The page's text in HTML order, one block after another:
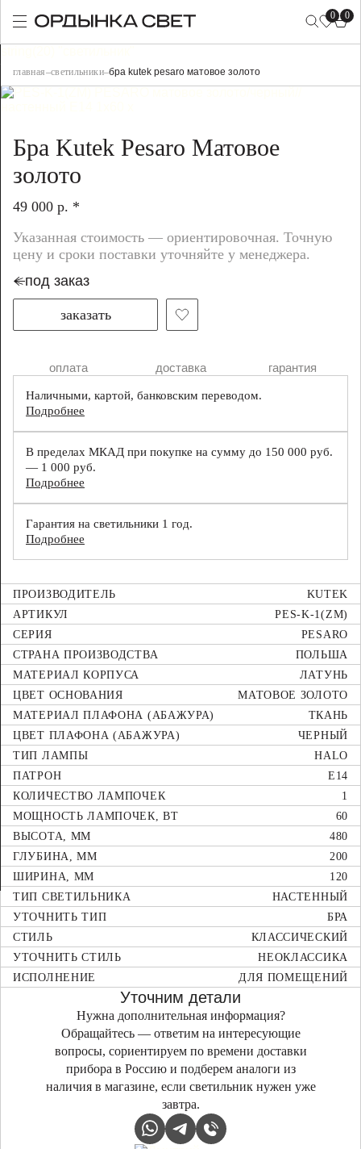
0 0
главная–светильники–бра kutek pesaro матовое золото
Бра Kutek Pesaro Матовое
золото
49 000 р. *
Указанная стоимость — ориентировочная. Точную
цену и сроки поставки уточняйте у менеджера.
под заказ
заказать
оплата доставка гарантия
Наличными, картой, банковским переводом.
Подробнее
В пределах МКАД при покупке на сумму до 150 000 руб.
— 1 000 руб.
Подробнее
Гарантия на светильники 1 год.
Подробнее
ПРОИЗВОДИТЕЛЬ
KUTEK
АРТИКУЛ
PES-K-1(ZM)
СЕРИЯ
PESARO
СТРАНА ПРОИЗВОДСТВА
ПОЛЬША
МАТЕРИАЛ КОРПУСА
ЛАТУНЬ
ЦВЕТ ОСНОВАНИЯ
МАТОВОЕ ЗОЛОТО
МАТЕРИАЛ ПЛАФОНА (АБАЖУРА)
ТКАНЬ
ЦВЕТ ПЛАФОНА (АБАЖУРА)
ЧЕРНЫЙ
ТИП ЛАМПЫ
HALO
ПАТРОН
E14
КОЛИЧЕСТВО ЛАМПОЧЕК
1
МОЩНОСТЬ ЛАМПОЧЕК, ВТ
60
ВЫСОТА, ММ
480
ГЛУБИНА, ММ
200
ШИРИНА, ММ
120
ТИП СВЕТИЛЬНИКА
НАСТЕННЫЙ
УТОЧНИТЬ ТИП
БРА
СТИЛЬ
КЛАССИЧЕСКИЙ
УТОЧНИТЬ СТИЛЬ
НЕОКЛАССИКА
ИСПОЛНЕНИЕ
ДЛЯ ПОМЕЩЕНИЙ
Уточним детали
Нужна дополнительная информация?
Обращайтесь — ответим на интересующие
вопросы, сориентируем по времени доставки
прибора в Россию и подберем аналоги из
наличия в магазине, если светильник нужен уже
завтра.